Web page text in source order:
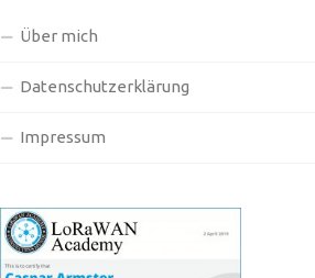
Über mich
Datenschutzerklärung
Impressum